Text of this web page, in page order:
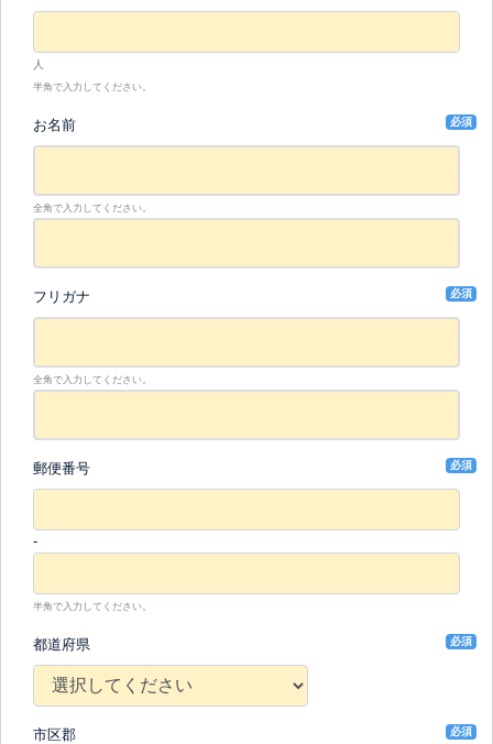
人
半角で入力してください。
お名前 必須
全角で入力してください。
フリガナ 必須
全角で入力してください。
郵便番号 必須
-
半角で入力してください。
都道府県 必須
市区郡 必須